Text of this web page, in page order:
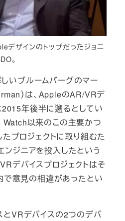
デザインのトップだったジョニ
。
いブルームバーグのマー
）は、AppleのAR/VRデ
年後半に遡るとしてい
Watch以来のこの主要かつ
プロジェクトに取り組むた
ンジニアを投入したという
デバイスプロジェクトはそ
意見の相違があったとい
VRデバイスの2つのデバ